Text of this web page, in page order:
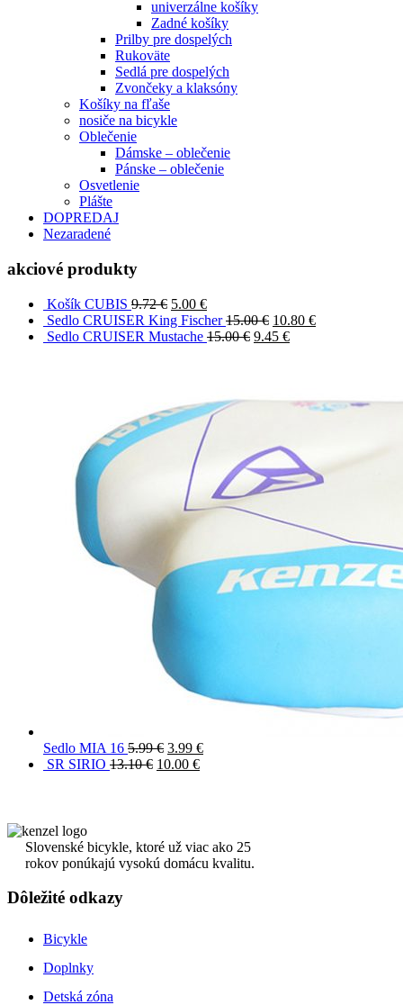
univerzálne košíky
Zadné košíky
Prilby pre dospelých
Rukoväte
Sedlá pre dospelých
Zvončeky a klaksóny
Košíky na fľaše
nosiče na bicykle
Oblečenie
Dámske – oblečenie
Pánske – oblečenie
Osvetlenie
Plášte
DOPREDAJ
Nezaradené
akciové produkty
Košík CUBIS 9.72€ 5.00 €
Sedlo CRUISER King Fischer 15.00€ 10.80 €
Sedlo CRUISER Mustache 15.00€ 9.45 €
Sedlo MIA 16 5.99€ 3.99 €
SR SIRIO 13.10€ 10.00 €
Slovenské bicykle, ktoré už viac ako 25
rokov ponúkajú vysokú domácu kvalitu.
Dôležité odkazy
Bicykle
Doplnky
Detská zóna